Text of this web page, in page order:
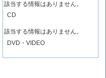
該当する情報はありません。
CD
該当する情報はありません。
DVD・VIDEO